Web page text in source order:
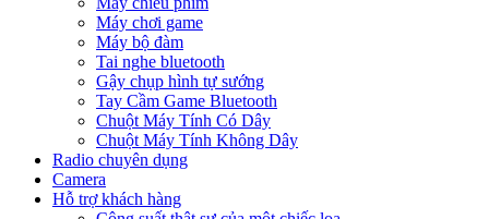
Máy chơi game
Máy bộ đàm
Tai nghe bluetooth
Gậy chụp hình tự sướng
Tay Cầm Game Bluetooth
Chuột Máy Tính Có Dây
Chuột Máy Tính Không Dây
Radio chuyên dụng
Camera
Hỗ trợ khách hàng